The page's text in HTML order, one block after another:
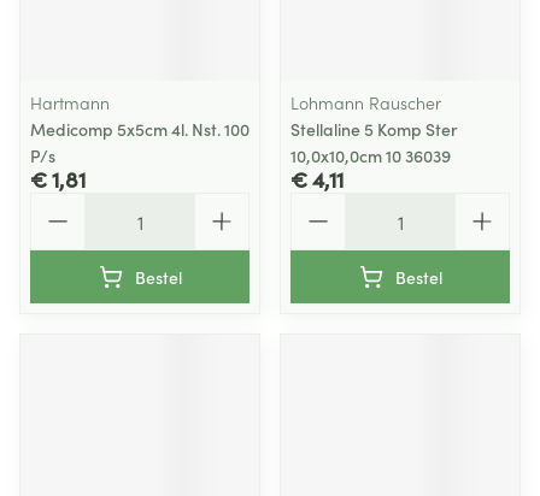
Hartmann
Medicomp 5x5cm 4l. Nst. 100
P/s
€ 1,81
Bestel
Lohmann Rauscher
Stellaline 5 Komp Ster
10,0x10,0cm 10 36039
€ 4,11
Bestel